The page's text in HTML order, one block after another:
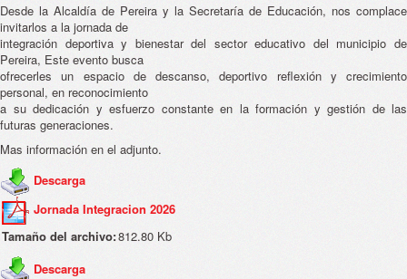
Desde la Alcaldía de Pereira y la Secretaría de Educación, nos complace
invitarlos a la jornada de
integración deportiva y bienestar del sector educativo del municipio de
Pereira, Este evento busca
ofrecerles un espacio de descanso, deportivo reflexión y crecimiento
personal, en reconocimiento
a su dedicación y esfuerzo constante en la formación y gestión de las
futuras generaciones.
Mas información en el adjunto.
Descarga
Jornada Integracion 2026
Tamaño del archivo:812.80 Kb
Descarga